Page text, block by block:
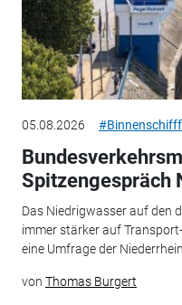
05.08.2026
Spitzengespräch
Das Niedrigwasser auf den
immer stärker auf
eine Umfrage der
von Thomas Burgert